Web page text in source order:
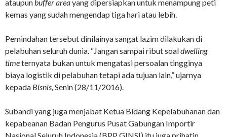
ataupunbuffer areayang dipersiapkan untuk menampung peti
kemas yang sudah mengendap tiga hari atau lebih.
Pemindahan tersebut dinilainya sangat lazim dilakukan di
pelabuhan seluruh dunia. “Jangan sampai ribut soaldwelling
timeternyata bukan untuk mengatasi persoalan tingginya
biaya logistik di pelabuhan tetapi ada tujuan lain,” ujarnya
kepada Bisnis, Senin (28/11/2016).
Subandi yang juga menjabat Ketua Bidang Kepelabuhanan dan
kepabeanan Badan Pengurus Pusat Gabungan Importir